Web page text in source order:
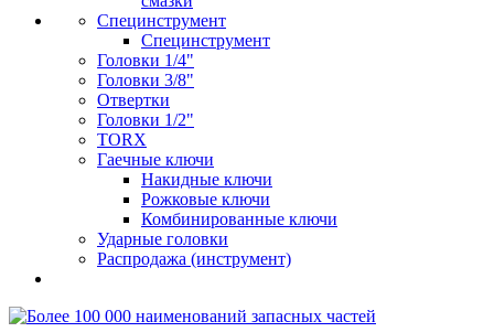
Специнструмент
Специнструмент
Головки 1/4"
Головки 3/8"
Отвертки
Головки 1/2"
TORX
Гаечные ключи
Накидные ключи
Рожковые ключи
Комбинированные ключи
Ударные головки
Распродажа (инструмент)